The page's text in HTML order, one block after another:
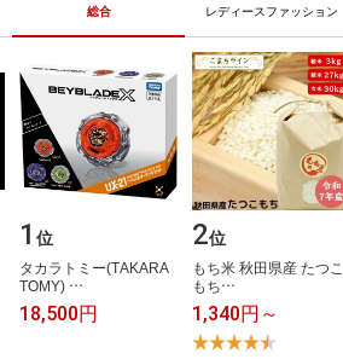
総合 レディースファッション
1 位
タ​カ​ラ​ト​ミ​ー​(​T​A​K​A​R​A​ ​
T​O​M​Y​)​ ​…
18,500円
2位
も​ち​米​ ​秋​田​県​産​ ​た​つ​こ​
も​ち​…
1,340円～